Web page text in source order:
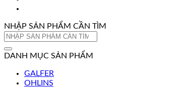
NHẬP SẢN PHẨM CẦN TÌM
Tìm
DANH MỤC SẢN PHẨM
GALFER
OHLINS